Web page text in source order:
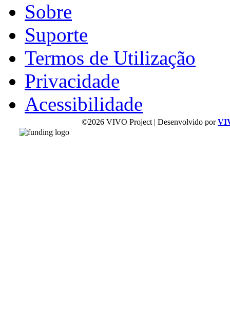
Sobre
Suporte
Termos de Utilização
Privacidade
Acessibilidade
©2026 VIVO Project | Desenvolvido por